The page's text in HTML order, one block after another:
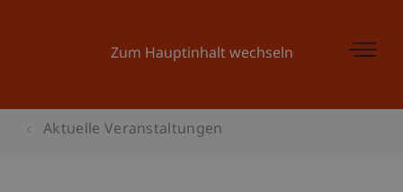
Zum Hauptinhalt wechseln
Aktuelle Veranstaltungen